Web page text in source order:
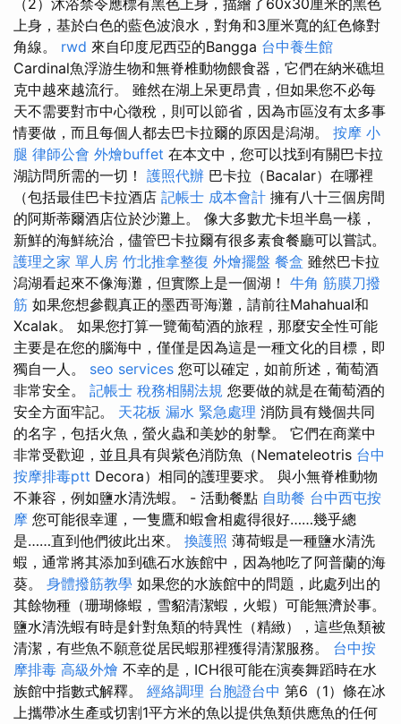
（2）沐浴禁令應標有黑色上身，描繪了60x30厘米的黑色
上身，基於白色的藍色波浪水，對角和3厘米寬的紅色條對
角線。 rwd 來自印度尼西亞的Bangga 台中養生館
Cardinal魚浮游生物和無脊椎動物餵食器，它們在納米礁坦
克中越來越流行。 雖然在湖上呆更昂貴，但如果您不必每
天不需要對市中心徵稅，則可以節省，因為市區沒有太多事
情要做，而且每個人都去巴卡拉爾的原因是潟湖。 按摩 小
腿 律師公會 外燴buffet 在本文中，您可以找到有關巴卡拉
湖訪問所需的一切！ 護照代辦 巴卡拉（Bacalar）在哪裡
（包括最佳巴卡拉酒店 記帳士 成本會計 擁有八十三個房間
的阿斯蒂爾酒店位於沙灘上。 像大多數尤卡坦半島一樣，
新鮮的海鮮統治，儘管巴卡拉爾有很多素食餐廳可以嘗試。
護理之家 單人房 竹北推拿整復 外燴擺盤 餐盒 雖然巴卡拉
潟湖看起來不像海灘，但實際上是一個湖！ 牛角 筋膜刀撥
筋 如果您想參觀真正的墨西哥海灘，請前往Mahahual和
Xcalak。 如果您打算一覽葡萄酒的旅程，那麼安全性可能
主要是在您的腦海中，僅僅是因為這是一種文化的目標，即
獨自一人。 seo services 您可以確定，如前所述，葡萄酒
非常安全。 記帳士 稅務相關法規 您要做的就是在葡萄酒的
安全方面牢記。 天花板 漏水 緊急處理 消防員有幾個共同
的名字，包括火魚，螢火蟲和美妙的射擊。 它們在商業中
非常受歡迎，並且具有與紫色消防魚（Nemateleotris 台中
按摩排毒ptt Decora）相同的護理要求。 與小無脊椎動物
不兼容，例如鹽水清洗蝦。 - 活動餐點 自助餐 台中西屯按
摩 您可能很幸運，一隻鷹和蝦會相處得很好……幾乎總
是……直到他們彼此出來。 換護照 薄荷蝦是一種鹽水清洗
蝦，通常將其添加到礁石水族館中，因為牠吃了阿普蘭的海
葵。 身體撥筋教學 如果您的水族館中的問題，此處列出的
其餘物種（珊瑚條蝦，雪貂清潔蝦，火蝦）可能無濟於事。
鹽水清洗蝦有時是針對魚類的特異性（精緻），這些魚類被
清潔，有些魚不願意從居民蝦那裡獲得清潔服務。 台中按
摩排毒 高級外燴 不幸的是，ICH很可能在演奏舞蹈時在水
族館中指數式解釋。 經絡調理 台胞證台中 第6（1）條在冰
上攜帶冰生產或切割1平方米的魚以提供魚類供應魚的任何